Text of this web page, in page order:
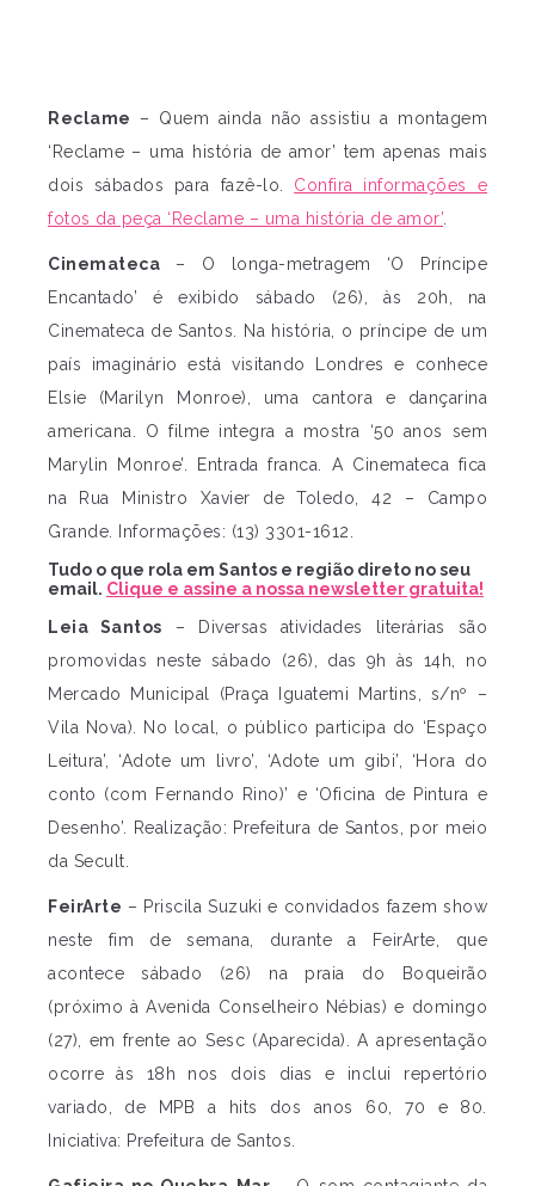
Reclame – Quem ainda não assistiu a montagem
‘Reclame – uma história de amor’ tem apenas mais
dois sábados para fazê-lo. Confira informações e
fotos da peça ‘Reclame – uma história de amor’
Cinemateca – O longa-metragem ‘O Príncipe
Encantado’ é exibido sábado (26), às 20h, na
Cinemateca de Santos. Na história, o príncipe de um
país imaginário está visitando Londres e conhece
Elsie (Marilyn Monroe), uma cantora e dançarina
americana. O filme integra a mostra ‘50 anos sem
Marylin Monroe’. Entrada franca. A Cinemateca fica
na Rua Ministro Xavier de Toledo, 42 – Campo
Grande. Informações: (13) 3301-1612.
Tudo o que rola em Santos e região direto no seu
email. Clique e assine a nossa newsletter gratuita!
Leia Santos – Diversas atividades literárias são
promovidas neste sábado (26), das 9h às 14h, no
Mercado Municipal (Praça Iguatemi Martins, s/nº –
Vila Nova). No local, o público participa do ‘Espaço
Leitura’, ‘Adote um livro’, ‘Adote um gibi’, ‘Hora do
conto (com Fernando Rino)’ e ‘Oficina de Pintura e
Desenho’. Realização: Prefeitura de Santos, por meio
da Secult.
FeirArte – Priscila Suzuki e convidados fazem show
neste fim de semana, durante a FeirArte, que
acontece sábado (26) na praia do Boqueirão
(próximo à Avenida Conselheiro Nébias) e domingo
(27), em frente ao Sesc (Aparecida). A apresentação
ocorre às 18h nos dois dias e inclui repertório
variado, de MPB a hits dos anos 60, 70 e 80.
Iniciativa: Prefeitura de Santos.